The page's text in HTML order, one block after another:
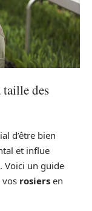
des
d’être bien
et influe
. Voici un guide
rosiers en